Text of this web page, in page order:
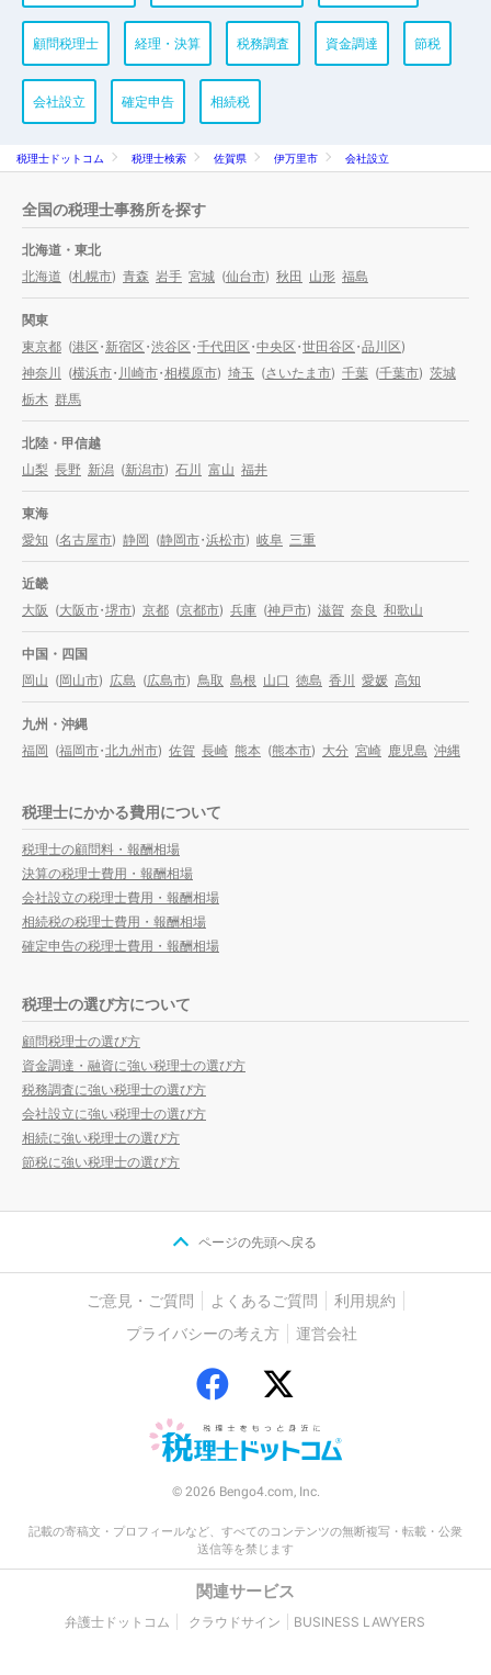
顧問税理士 経理・決算 税務調査 資金調達 節税
会社設立 確定申告 相続税
税理士ドットコム 税理士検索 佐賀県 伊万里市 会社設立
全国の税理士事務所を探す
北海道・東北
北海道 (札幌市) 青森 岩手 宮城 (仙台市) 秋田 山形 福島
関東
東京都 (港区・新宿区・渋谷区・千代田区・中央区・世田谷区・品川区)
神奈川
(横浜市・ 川崎市・相模原市) 埼玉 (さいたま市) 千葉 (千葉市) 茨城
栃木 群馬
北陸・甲信越
山梨 長野 新潟 (新潟市) 石川 富山 福井
東海
愛知 (名古屋市) 静岡 (静岡市・浜松市) 岐阜 三重
近畿
大阪 (大阪市・堺市) 京都 (京都市) 兵庫 (神戸市) 滋賀 奈良 和歌山
中国・四国
岡山 (岡山市) 広島 (広島市) 鳥取 島根 山口 徳島 香川 愛媛 高知
九州・沖縄
福岡 (福岡市・北九州市) 佐賀 長崎 熊本 (熊本市) 大分 宮崎 鹿児島 沖縄
税理士にかかる費用について
税理士の顧問料・報酬相場
決算の税理士費用・報酬相場
会社設立の税理士費用・報酬相場
相続税の税理士費用・報酬相場
確定申告の税理士費用・報酬相場
税理士の選び方について
顧問税理士の選び方
資金調達・融資に強い税理士の選び方
税務調査に強い税理士の選び方
会社設立に強い税理士の選び方
相続に強い税理士の選び方
節税に強い税理士の選び方
ページの先頭へ戻る
ご意見・ご質問 よくあるご質問
利用規約
プライバシーの考え方
運営会社
© 2026 Bengo4.com, Inc.
記載の寄稿文・プロフィールなど、すべてのコンテンツの無断複写・転載・公衆
送信等を禁じます
関連サービス
弁護士ドットコム クラウドサイン BUSINESS LAWYERS